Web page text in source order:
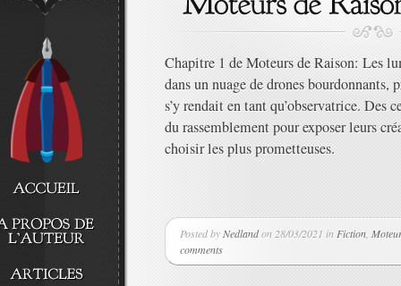
Chapitre 1 de Moteurs de Raison: Les
dans un nuage de drones bourdonnants,
s’y rendait en tant qu’observatrice. Des
du rassemblement pour exposer leurs
choisir les plus prometteuses.
Posted byNedlandon 28/03/2021 in Fiction
comments